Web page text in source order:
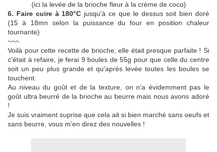
(ici la levée de la brioche fleur à la crème de coco)
6. Faire cuire à 180°C jusqu'à ce que le dessus soit bien doré
(15 à 18mn selon la puissance du four en position chaleur
tournante)
~~~
Voilà pour cette recette de brioche; elle était presque parfaite ! Si
c'était à refaire, je ferai 9 boules de 55g pour que celle du centre
soit un peu plus grande et qu'après levée toutes les boules se
touchent.
Au niveau du goût et de la texture, on n'a évidemment pas le
goût ultra beurré de la brioche au beurre mais nous avons adoré
!
Je suis vraiment suprise que cela ait si bien marché sans oeufs et
sans beurre, vous m'en direz des nouvelles !